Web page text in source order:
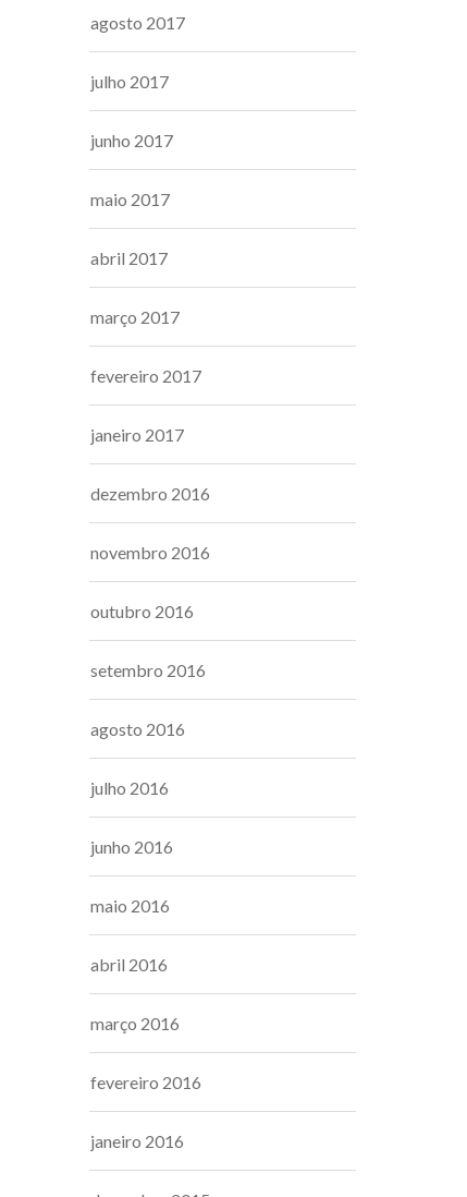
agosto 2017
julho 2017
junho 2017
maio 2017
abril 2017
março 2017
fevereiro 2017
janeiro 2017
dezembro 2016
novembro 2016
outubro 2016
setembro 2016
agosto 2016
julho 2016
junho 2016
maio 2016
abril 2016
março 2016
fevereiro 2016
janeiro 2016